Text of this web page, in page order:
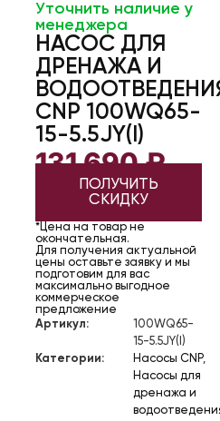
Уточнить наличие у
менеджера
НАСОС ДЛЯ
ДРЕНАЖА И
CNP 100WQ65-
15-5.5JY(I)
131 690₽
ПОЛУЧИТЬ
СКИДКУ
*Цена на товар не
окончательная.
Для получения актуальной
цены оставьте заявку и мы
подготовим для вас
максимально выгодное
коммерческое
предложение
Артикул:
100WQ65-
15-5.5JY(I)
Категории:
Насосы CNP,
Насосы для
дренажа и